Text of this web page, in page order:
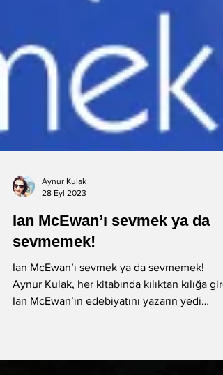
28 Eyl 2023
Ian McEwan’ı sevmek ya da
sevmemek!